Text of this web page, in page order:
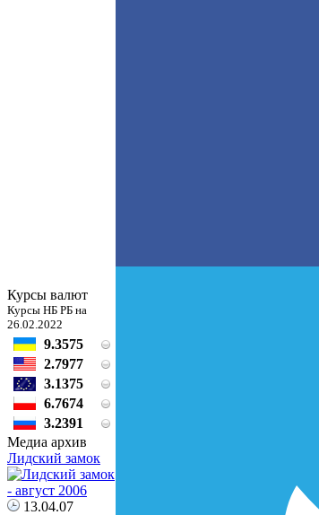
Курсы валют
Курсы НБ РБ на
26.02.2022
9.3575
2.7977
3.1375
6.7674
3.2391
Медиа архив
Лидский замок
13.04.07